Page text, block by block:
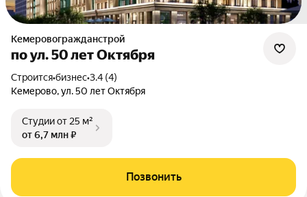
Кемеровогражданстрой
по ул. 50 лет Октября
Строится•бизнес•3.4 (4)
Кемерово, ул. 50 лет Октября
Студииот 25 м²
от 6,7 млн ₽
Позвонить